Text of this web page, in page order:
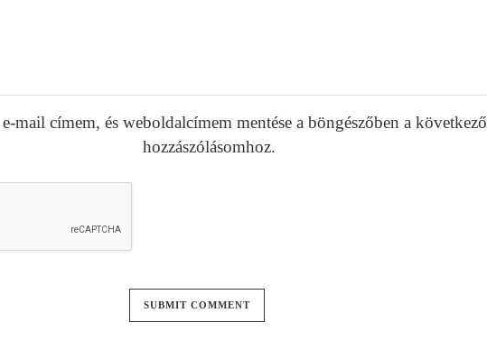
mail címem, és weboldalcímem mentése a böngészőben a következő
hozzászólásomhoz.